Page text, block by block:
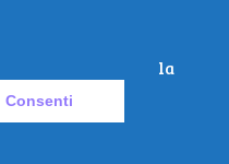
integra sali nella
Consenti